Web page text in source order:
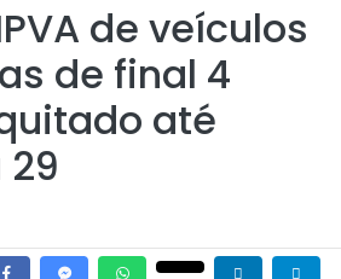
de veículos
de final 4
até